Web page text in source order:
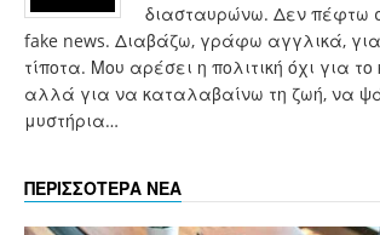
διασταυρώνω. Δεν πέφτω
fake news. Διαβάζω, γράφω αγγλικά,
τίποτα. Μου αρέσει η πολιτική όχι για
αλλά για να καταλαβαίνω τη ζωή, να
μυστήρια…
ΠΕΡΙΣΣΟΤΕΡΑ ΝΕΑ